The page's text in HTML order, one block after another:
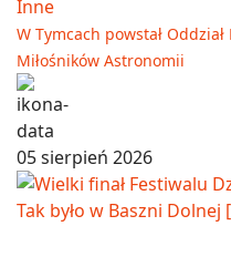
Inne
W Tymcach powstał
Miłośników Astronomii
05 sierpień 2026